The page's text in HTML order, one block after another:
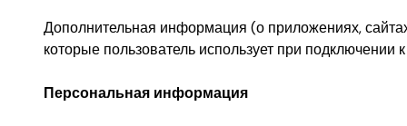
Дополнительная информация (о приложениях,
которые пользователь использует при подключении
Персональная информация